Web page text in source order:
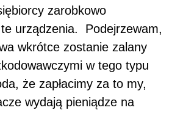
zarobkowo
urządzenia. Podejrzewam,
wkrótce zostanie zalany
w tego typu
że zapłacimy za to my,
wydają pieniądze na